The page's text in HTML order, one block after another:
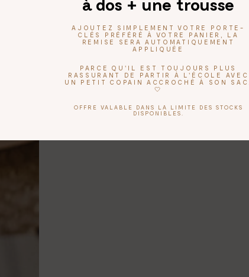
à dos + une trousse
AJOUTEZ SIMPLEMENT VOTRE PORTE-
CLÉS PRÉFÉRÉ À VOTRE PANIER, LA
REMISE SERA AUTOMATIQUEMENT
APPLIQUÉE
PARCE QU'IL EST TOUJOURS PLUS
RASSURANT DE PARTIR À L'ÉCOLE AVEC
UN PETIT COPAIN ACCROCHÉ À SON SAC.
🤍
OFFRE VALABLE DANS LA LIMITE DES STOCKS
DISPONIBLES.